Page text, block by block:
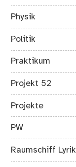
Physik
Politik
Praktikum
Projekt 52
Projekte
PW
Raumschiff Lyrik